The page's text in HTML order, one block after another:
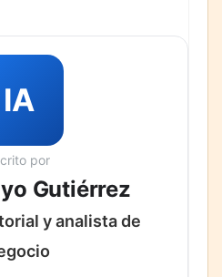
IA
por
Gutiérrez
y analista de